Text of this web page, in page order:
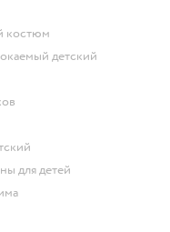
костюм
детский
для детей